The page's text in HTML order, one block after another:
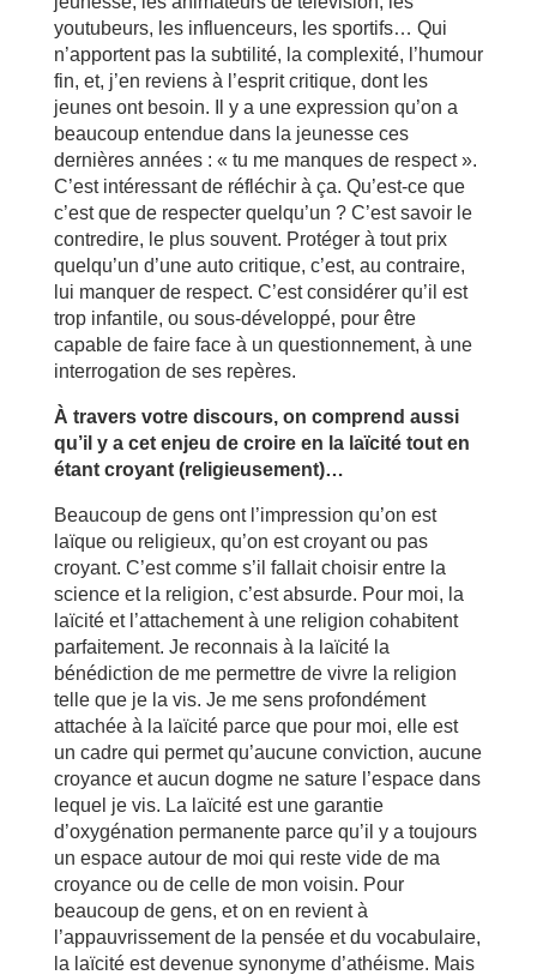
youtubeurs, les influenceurs, les sportifs… Qui
n’apportent pas la subtilité, la complexité, l’humour
fin, et, j’en reviens à l’esprit critique, dont les
jeunes ont besoin. Il y a une expression qu’on a
beaucoup entendue dans la jeunesse ces
dernières années : « tu me manques de respect ».
C’est intéressant de réfléchir à ça. Qu’est-ce que
c’est que de respecter quelqu’un ? C’est savoir le
contredire, le plus souvent. Protéger à tout prix
quelqu’un d’une auto critique, c’est, au contraire,
lui manquer de respect. C’est considérer qu’il est
trop infantile, ou sous-développé, pour être
capable de faire face à un questionnement, à une
interrogation de ses repères.
À travers votre discours, on comprend aussi
qu’il y a cet enjeu de croire en la laïcité tout en
étant croyant (religieusement)…
Beaucoup de gens ont l’impression qu’on est
laïque ou religieux, qu’on est croyant ou pas
croyant. C’est comme s’il fallait choisir entre la
science et la religion, c’est absurde. Pour moi, la
laïcité et l’attachement à une religion cohabitent
parfaitement. Je reconnais à la laïcité la
bénédiction de me permettre de vivre la religion
telle que je la vis. Je me sens profondément
attachée à la laïcité parce que pour moi, elle est
un cadre qui permet qu’aucune conviction, aucune
croyance et aucun dogme ne sature l’espace dans
lequel je vis. La laïcité est une garantie
d’oxygénation permanente parce qu’il y a toujours
un espace autour de moi qui reste vide de ma
croyance ou de celle de mon voisin. Pour
beaucoup de gens, et on en revient à
l’appauvrissement de la pensée et du vocabulaire,
la laïcité est devenue synonyme d’athéisme. Mais